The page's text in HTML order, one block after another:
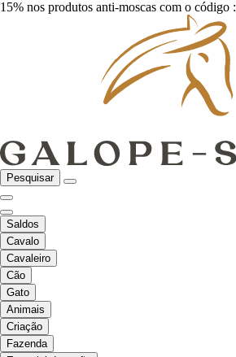
15% nos produtos anti-moscas com o código :
Pesquisar
Saldos
Cavalo
Cavaleiro
Cão
Gato
Animais
Criação
Fazenda